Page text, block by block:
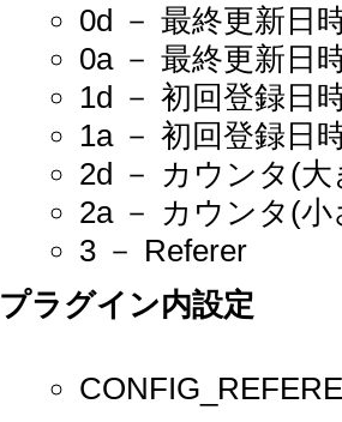
0d － 最終更新日
0a － 最終更新日
1d － 初回登録日
1a － 初回登録日
2d － カウンタ(
2a － カウンタ(
3 － Referer
プラグイン内設定